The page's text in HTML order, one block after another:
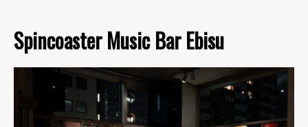
Spincoaster Music Bar Ebisu